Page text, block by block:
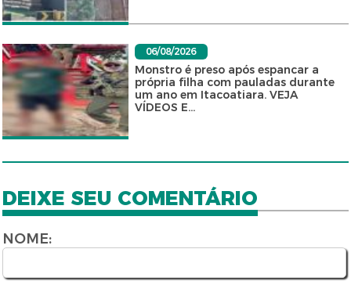
06/08/2026
Monstro é preso após espancar a
própria filha com pauladas durante
um ano em Itacoatiara. VEJA
VÍDEOS E...
DEIXE SEU COMENTÁRIO
NOME: